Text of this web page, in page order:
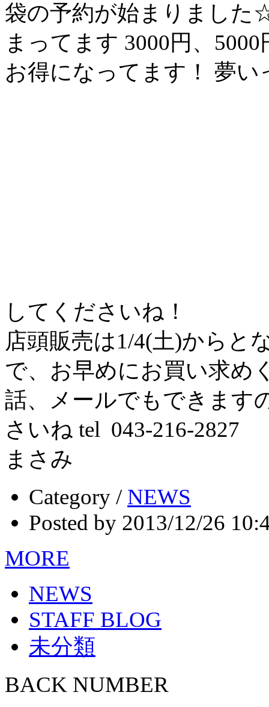
袋の予約が始まりました
まってます 3000円、
お得になってます！ 夢
してくださいね！
店頭販売は1/4(土)からと
で、お早めにお買い求め
話、メールでもできます
さいね tel 043-216-
まさみ
Category / NEWS
Posted by 2013/12/26
MORE
NEWS
STAFF BLOG
未分類
BACK NUMBER